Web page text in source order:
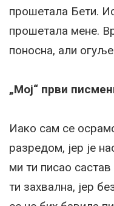
прошетала Бети.
прошетала мене.
поносна, али
„Мој“ први
Иако сам се
разредом, јер је
ми ти писао састав
ти захвална, јер